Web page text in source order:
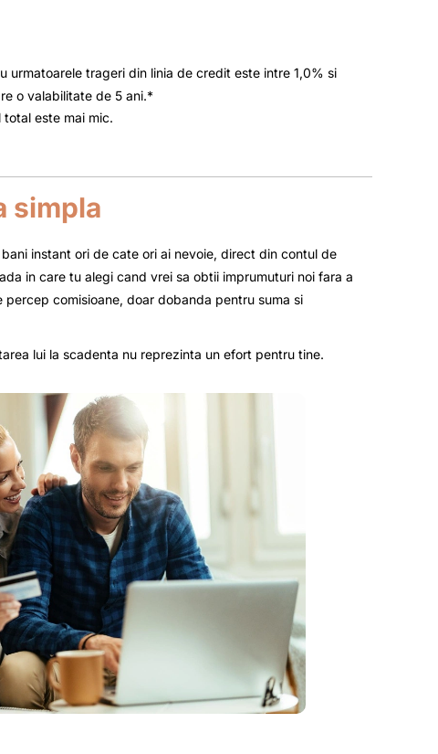
urmatoarele trageri din linia de credit este intre 1,0% si
o valabilitate de 5 ani.*
este mai mic.
simpla
instant ori de cate ori ai nevoie, direct din contul de
in care tu alegi cand vrei sa obtii imprumuturi noi fara a
comisioane, doar dobanda pentru suma si
lui la scadenta nu reprezinta un efort pentru tine.